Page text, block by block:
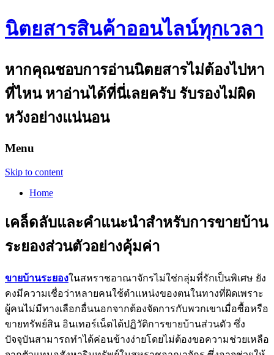
นิตยสารสินค้าออนไลน์ทุกเวลา
หากคุณชอบการอ่านนิตยสารไม่ต้องไปหา
ที่ไหน หาอ่านได้ที่นี่เลยครับ รับรองไม่ผิด
หวังอย่างแน่นอน
Menu
Skip to content
Home
เคล็ดลับและคำแนะนำสำหรับการขายบ้าน
ระยองส่วนตัวอย่างคุ้มค่า
ขายบ้านระยองในสหราชอาณาจักรไม่ใช่กลุ่มที่รักเป็นพิเศษ ยัง
คงมีความเชื่อว่าหลายคนใช้ตำแหน่งของตนในทางที่ผิดเพราะ
ผู้คนไม่มีทางเลือกอื่นนอกจากต้องจัดการกับพวกเขาเมื่อซื้อหรือ
ขายทรัพย์สิน อินเทอร์เน็ตได้ปฏิวัติการขายบ้านส่วนตัว ซึ่ง
ปัจจุบันสามารถทำได้ค่อนข้างง่ายโดยไม่ต้องขอความช่วยเหลือ